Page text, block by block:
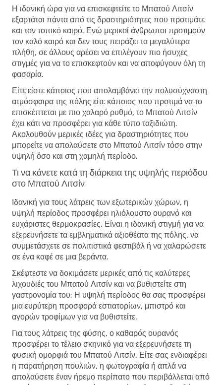
Η ιδανική ώρα για να επισκεφτείτε το Μπατού Λιτσίν
εξαρτάται πάντα από τις δραστηριότητες που προτιμάτε
και τον τοπικό καιρό. Ενώ μερικοί άνθρωποι προτιμούν
τον καλό καιρό και δεν τους πειράζει τα μεγαλύτερα
πλήθη, σε άλλους αρέσει να επιλέγουν πιο ήσυχες
στιγμές για να το επισκεφτούν και να αποφύγουν όλη τη
φασαρία.
Είτε είστε κάποιος που απολαμβάνει την πολυσύχναστη
ατμόσφαιρα της πόλης είτε κάποιος που προτιμά να το
επισκέπτεται με πιο χαλαρό ρυθμό, το Μπατού Λιτσίν
έχει κάτι να προσφέρει για κάθε τύπο ταξιδιώτη.
Ακολουθούν μερικές ιδέες για δραστηριότητες που
μπορείτε να απολαύσετε στο Μπατού Λιτσίν τόσο στην
υψηλή όσο και στη χαμηλή περίοδο.
Τι να κάνετε κατά τη διάρκεια της υψηλής περιόδου
στο Μπατού Λιτσίν
Ιδανική για τους λάτρεις των εξωτερικών χώρων, η
υψηλή περίοδος προσφέρει ηλιόλουστο ουρανό και
ευχάριστες θερμοκρασίες. Είναι η ιδανική στιγμή για να
εξερευνήσετε τα εμβληματικά αξιοθέατα της πόλης, να
συμμετάσχετε σε πολιτιστικά φεστιβάλ ή να χαλαρώσετε
σε ένα καφέ σε μια βεράντα.
Σκέφτεστε να δοκιμάσετε μερικές από τις καλύτερες
λιχουδιές του Μπατού Λιτσίν και να βυθιστείτε στη
γαστρονομία του; Η υψηλή περίοδος θα σας προσφέρει
μια ευρύτερη προσφορά εστιατορίων, μπιστρό και
αγορών τροφίμων για να βυθιστείτε.
Για τους λάτρεις της φύσης, ο καθαρός ουρανός
προσφέρει το τέλειο σκηνικό για να εξερευνήσετε τη
φυσική ομορφιά του Μπατού Λιτσίν. Είτε σας ενδιαφέρει
η παρατήρηση πουλιών, η φωτογραφία ή απλά να
απολαύσετε έναν ήρεμο περίπατο που περιβάλλεται από